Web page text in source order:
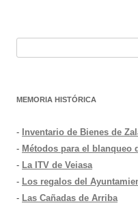
MEMORIA HISTÓRICA
- Inventario de Bienes de
- Métodos para el blanqueo
- La ITV de Veiasa
- Los regalos del
- Las Cañadas de Arriba